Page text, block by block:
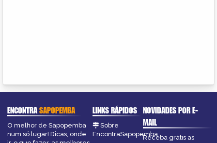
ENCONTRASAPOPEMBA
O melhor de Sapopemba
num só lugar! Dicas, onde
LINKS RÁPIDOS
Sobre
EncontraSapopemba
NOVIDADES POR E-
MAIL
Receba grátis as